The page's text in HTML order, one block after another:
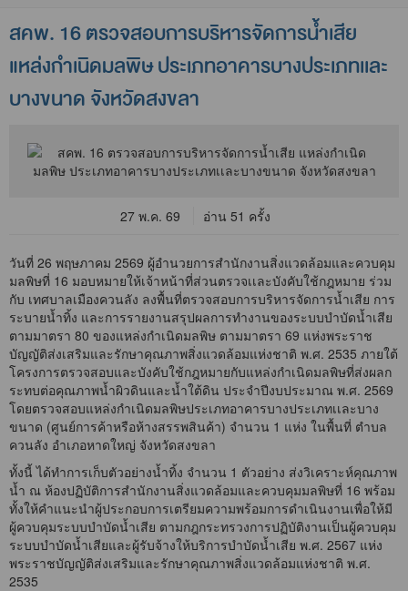
สคพ. 16 ตรวจสอบการบริหารจัดการน้ำเสีย
แหล่งกำเนิดมลพิษ ประเภทอาคารบางประเภทเเละ
บางขนาด จังหวัดสงขลา
27 พ.ค. 69 อ่าน 51 ครั้ง
วันที่ 26 พฤษภาคม 2569 ผู้อำนวยการสำนักงานสิ่งแวดล้อมและควบคุม
มลพิษที่ 16 มอบหมายให้เจ้าหน้าที่ส่วนตรวจเเละบังคับใช้กฎหมาย ร่วม
กับ เทศบาลเมืองควนลัง ลงพื้นที่ตรวจสอบการบริหารจัดการน้ำเสีย การ
ระบายน้ำทิ้ง และการรายงานสรุปผลการทำงานของระบบบำบัดน้ำเสีย
ตามมาตรา 80 ของแหล่งกำเนิดมลพิษ ตามมาตรา 69 แห่งพระราช
บัญญัติส่งเสริมและรักษาคุณภาพสิ่งแวดล้อมแห่งชาติ พ.ศ. 2535 ภายใต้
โครงการตรวจสอบและบังคับใช้กฎหมายกับแหล่งกำเนิดมลพิษที่ส่งผลก
ระทบต่อคุณภาพน้ำผิวดินและน้ำใต้ดิน ประจำปีงบประมาณ พ.ศ. 2569
โดยตรวจสอบแหล่งกำเนิดมลพิษประเภทอาคารบางประเภทเเละบาง
ขนาด (ศูนย์การค้าหรือห้างสรรพสินค้า) จำนวน 1 แห่ง ในพื้นที่ ตำบล
ควนลัง อำเภอหาดใหญ่ จังหวัดสงขลา
ทั้งนี้ ได้ทำการเก็บตัวอย่างน้ำทิ้ง จำนวน 1 ตัวอย่าง ส่งวิเคราะห์คุณภาพ
น้ำ ณ ห้องปฏิบัติการสำนักงานสิ่งแวดล้อมและควบคุมมลพิษที่ 16 พร้อม
ทั้งให้คำแนะนำผู้ประกอบการเตรียมความพร้อมการดำเนินงานเพื่อให้มี
ผู้ควบคุมระบบบำบัดน้ำเสีย ตามกฎกระทรวงการปฏิบัติงานเป็นผู้ควบคุม
ระบบบำบัดน้ำเสียและผู้รับจ้างให้บริการบำบัดน้ำเสีย พ.ศ. 2567 แห่ง
พระราชบัญญัติส่งเสริมและรักษาคุณภาพสิ่งแวดล้อมแห่งชาติ พ.ศ.
2535